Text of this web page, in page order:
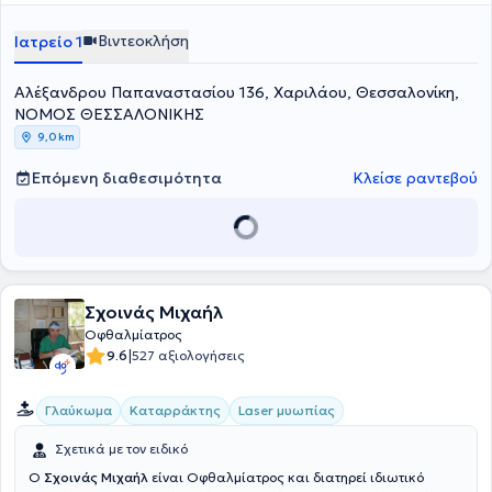
Ιατρείο 1 Βιντεοκλήση
Αλέξανδρου Παπαναστασίου 136, Χαριλάου, Θεσσαλονίκη,
ΝΟΜΟΣ ΘΕΣΣΑΛΟΝΙΚΗΣ
9,0 km
Επόμενη διαθεσιμότητα Κλείσε ραντεβού
Σχοινάς Μιχαήλ
Οφθαλμίατρος
9.6|527 αξιολογήσεις
Γλαύκωμα Καταρράκτης Laser μυωπίας
Σχετικά με τον ειδικό
Ο Σχοινάς Μιχαήλ είναι Οφθαλμίατρος και διατηρεί ιδιωτικό